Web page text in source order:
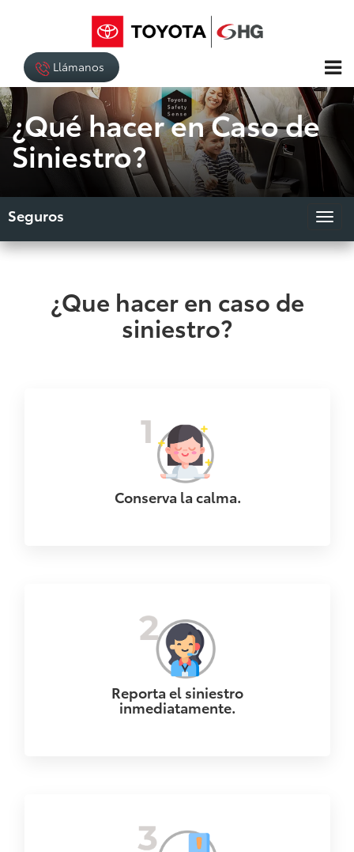
Llámanos
¿Qué hacer en Caso de
Siniestro?
Seguros
¿Que hacer en caso de
siniestro?
Conserva la calma.
Reporta el siniestro
inmediatamente.